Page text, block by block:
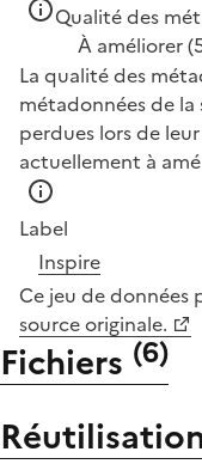
Qualité des
À améliorer
La qualité des
métadonnées de
perdues lors de
actuellement à
Label
Inspire
Ce jeu de
source originale.
Fichiers (6)